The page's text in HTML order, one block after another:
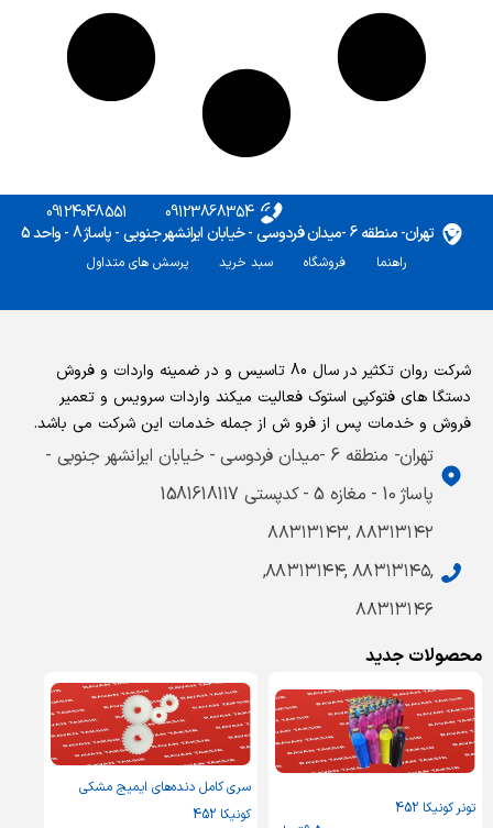
تهران- منطقه 6 -میدان فردوسی - خیابان ایرانشهر جنوبی - پاساژ 8 - واحد 5
09123868354
09124048551
راهنما فروشگاه سبد خرید پرسش های متداول
شرکت روان تکثیر در سال 80 تاسیس و در ضمینه واردات و فروش
دستگا های فتوکپی استوک فعالیت میکند واردات سرویس و تعمیر
فروش و خدمات پس از فرو ش از جمله خدمات این شرکت می باشد.
تهران- منطقه 6 -میدان فردوسی - خیابان ایرانشهر جنوبی -
پاساژ 10 - مغازه 5 - کدپستی 1581618117
۸۸۳۱۳۱۴۲ ,۸۸۳۱۳۱۴۳
,۸۸۳۱۳۱۴۵ ,۸۸۳۱۳۱۴۴,
۸۸۳۱۳۱۴۶
محصولات جدید
تونر کونیکا 452
سری کامل دنده‌های ایمیج مشکی
کونیکا 452